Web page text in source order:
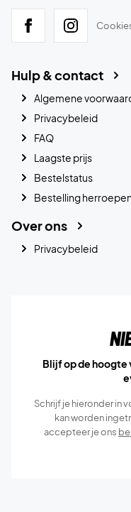
Hulp & contact
Algemene
Privacybeleid
FAQ
Laagste prijs
Bestelstatus
Bestelling herroepen
Over ons
Privacybeleid
Blijf op de hoogte
Schrijf je hieronder in
kan worden
accepteer je ons